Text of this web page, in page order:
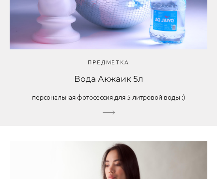
ПРЕДМЕТКА
Вода Акжаик 5л
персональная фотосессия для 5 литровой воды :)